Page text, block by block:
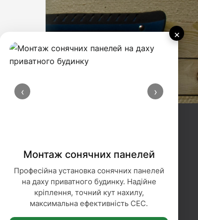
×
‹ ›
Монтаж сонячних панелей
Професійна установка сонячних панелей
на даху приватного будинку. Надійне
кріплення, точний кут нахилу,
максимальна ефективність СЕС.
Гідроізоляція
Геотекстиль